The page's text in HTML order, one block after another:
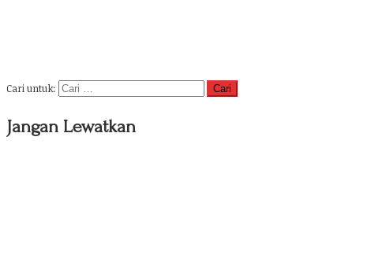
Cari untuk:
Jangan Lewatkan